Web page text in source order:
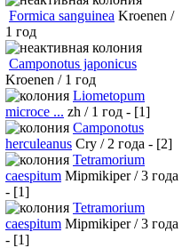
Formica sanguinea Kroenen /
1 год
Camponotus japonicus
Kroenen / 1 год
Liometopum
microce ... zh / 1 год - [1]
Camponotus
herculeanus Cry / 2 года - [2]
Tetramorium
caespitum Mipmikiper / 3 года
- [1]
Tetramorium
caespitum Mipmikiper / 3 года
- [1]